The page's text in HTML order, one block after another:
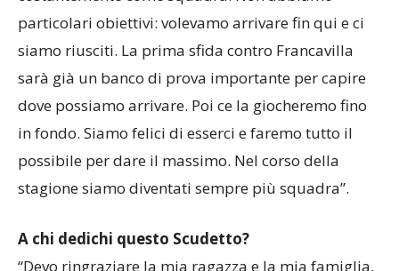
costantemente come squadra. Non abbiamo
particolari obiettivi: volevamo arrivare fin qui e ci
siamo riusciti. La prima sfida contro Francavilla
sarà già un banco di prova importante per capire
dove possiamo arrivare. Poi ce la giocheremo fino
possibile per dare il massimo. Nel corso della
stagione siamo diventati sempre più squadra”.
A chi dedichi questo Scudetto?